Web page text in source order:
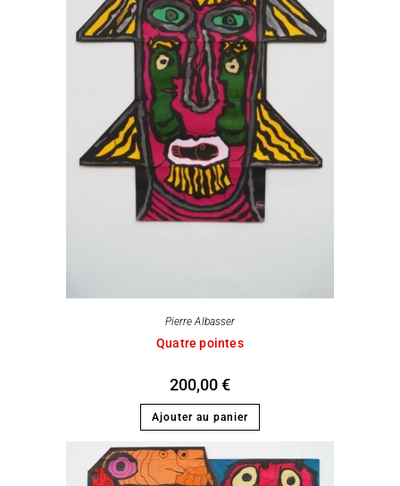
Pierre Albasser
Quatre pointes
200,00€
Ajouter au panier